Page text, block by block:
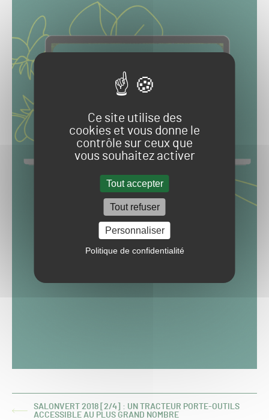
Ce site utilise des
cookies et vous donne le
contrôle sur ceux que
vous souhaitez activer
Tout accepter
Tout refuser
Personnaliser
Politique de confidentialité
ARTICLE
SALONVERT 2018 [2/4] : UN TRACTEUR PORTE-OUTILS
ACCESSIBLE AU PLUS GRAND NOMBRE